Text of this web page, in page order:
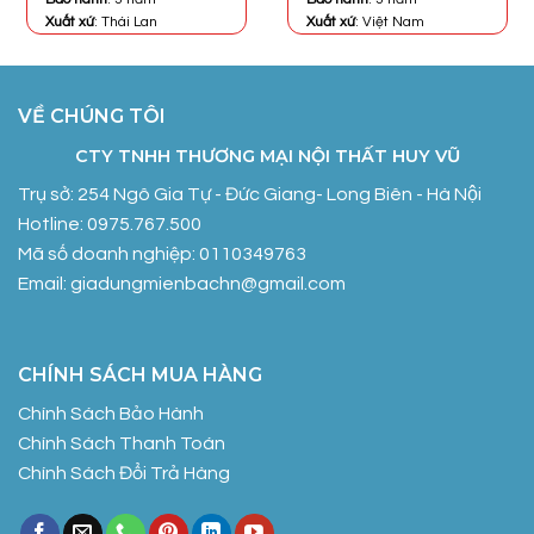
Xuất xứ: Thái Lan
Xuất xứ: Việt Nam
VỀ CHÚNG TÔI
CTY TNHH THƯƠNG MẠI NỘI THẤT HUY VŨ
Trụ sở: 254 Ngô Gia Tự - Đức Giang- Long Biên - Hà Nội
Hotline: 0975.767.500
Mã số doanh nghiệp: 0110349763
Email: giadungmienbachn@gmail.com
CHÍNH SÁCH MUA HÀNG
Chính Sách Bảo Hành
Chính Sách Thanh Toán
Chính Sách Đổi Trả Hàng